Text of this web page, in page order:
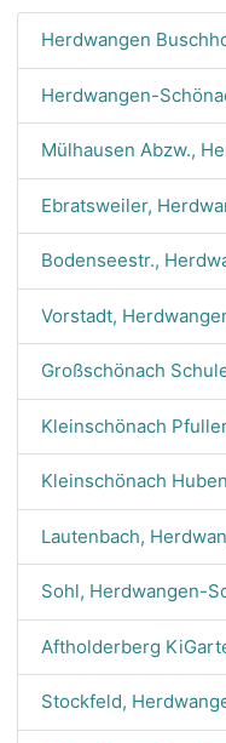
Herdwangen
Herdwangen-
Mülhausen Abzw.,
Ebratsweiler,
Bodenseestr.,
Vorstadt,
Großschönach
Kleinschönach
Kleinschönach
Lautenbach,
Sohl, Herdwangen-
Aftholderberg
Stockfeld,